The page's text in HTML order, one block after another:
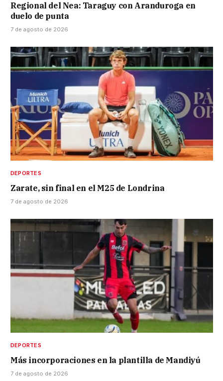
Regional del Nea: Taraguy con Aranduroga en
duelo de punta
7 de agosto de 2026
DEPORTES
Zarate, sin final en el M25 de Londrina
7 de agosto de 2026
DEPORTES
Más incorporaciones en la plantilla de Mandiyú
7 de agosto de 2026